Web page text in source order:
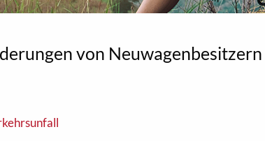
von Neuwagenbesitzern